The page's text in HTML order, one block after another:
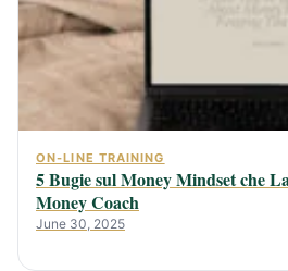
ON-LINE TRAINING
5 Bugie sul Money Mindset che
Money Coach
June 30, 2025